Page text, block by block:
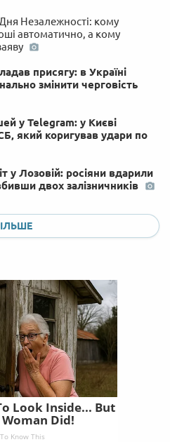
Незалежності: кому
автоматично, а кому
присягу: в Україні
змінити черговість
у Telegram: у Києві
який коригував удари по
у Лозовій: росіяни вдарили
двох залізничників
Look Inside... But
Did!
Know This